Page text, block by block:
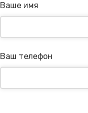
Ваше имя
Ваш телефон